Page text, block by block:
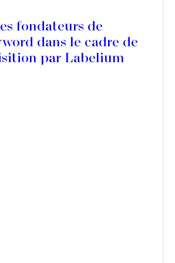
fondateurs de
dans le cadre de
par Labelium